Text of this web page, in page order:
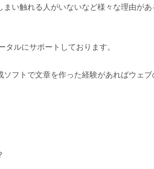
い触れる人がいないなど様々な理由が
ルにサポートしております。
フトで文章を作った経験があればウェブ